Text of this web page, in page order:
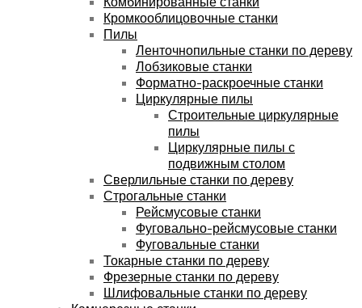
Кромкооблицовочные станки
Пилы
Ленточнопильные станки по дереву
Лобзиковые станки
Форматно-раскроечные станки
Циркулярные пилы
Строительные циркулярные
пилы
Циркулярные пилы с
подвижным столом
Сверлильные станки по дереву
Строгальные станки
Рейсмусовые станки
Фуговально-рейсмусовые станки
Фуговальные станки
Токарные станки по дереву
Фрезерные станки по дереву
Шлифовальные станки по дереву